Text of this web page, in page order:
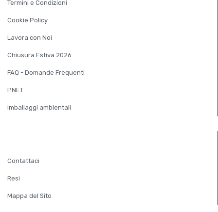
Termini e Condizioni
Cookie Policy
Lavora con Noi
Chiusura Estiva 2026
FAQ - Domande Frequenti
PNET
Imballaggi ambientali
Contattaci
Resi
Mappa del Sito